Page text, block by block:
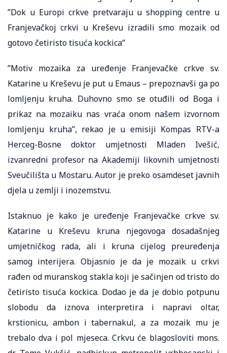
”Dok u Europi crkve pretvaraju u shopping centre u
Franjevačkoj crkvi u Kreševu izradili smo mozaik od
gotovo četiristo tisuća kockica”
”Motiv mozaika za uređenje Franjevačke crkve sv.
Katarine u Kreševu je put u Emaus – prepoznavši ga po
lomljenju kruha. Duhovno smo se otuđili od Boga i
prikaz na mozaiku nas vraća onom našem izvornom
lomljenju kruha”, rekao je u emisiji Kompas RTV-a
Herceg-Bosne doktor umjetnosti Mladen Ivešić,
izvanredni profesor na Akademiji likovnih umjetnosti
Sveučilišta u Mostaru. Autor je preko osamdeset javnih
djela u zemlji i inozemstvu.
Istaknuo je kako je uređenje Franjevačke crkve sv.
Katarine u Kreševu kruna njegovoga dosadašnjeg
umjetničkog rada, ali i kruna cijelog preuređenja
samog interijera. Objasnio je da je mozaik u crkvi
rađen od muranskog stakla koji je sačinjen od tristo do
četiristo tisuća kockica. Dodao je da je dobio potpunu
slobodu da iznova interpretira i napravi oltar,
krstionicu, ambon i tabernakul, a za mozaik mu je
trebalo dva i pol mjeseca. Crkvu će blagosloviti mons.